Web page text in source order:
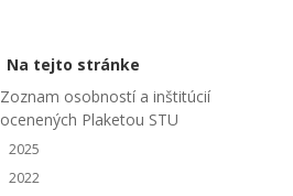
Na tejto stránke
Zoznam osobností a inštitúcií
ocenených Plaketou STU
2025
2022